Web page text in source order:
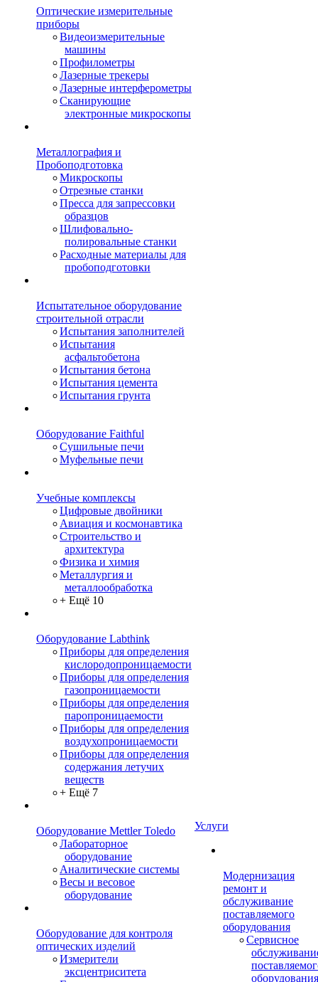
Оптические измерительные
приборы
Видеоизмерительные
машины
Профилометры
Лазерные трекеры
Лазерные интерферометры
Сканирующие
электронные микроскопы
Металлография и
Пробоподготовка
Микроскопы
Отрезные станки
Пресса для запрессовки
образцов
Шлифовально-
полировальные станки
Расходные материалы для
пробоподготовки
Испытательное оборудование
строительной отрасли
Испытания заполнителей
Испытания
асфальтобетона
Испытания бетона
Испытания цемента
Испытания грунта
Оборудование Faithful
Сушильные печи
Муфельные печи
Учебные комплексы
Цифровые двойники
Авиация и космонавтика
Строительство и
архитектура
Физика и химия
Металлургия и
металлообработка
+ Ещё 10
Оборудование Labthink
Приборы для определения
кислородопроницаемости
Приборы для определения
газопроницаемости
Приборы для определения
паропроницаемости
Приборы для определения
воздухопроницаемости
Приборы для определения
содержания летучих
веществ
+ Ещё 7
Оборудование Mettler Toledo
Лабораторное
оборудование
Аналитические системы
Весы и весовое
оборудование
Оборудование для контроля
оптических изделий
Измерители
эксцентриситета
Услуги
Модернизация
ремонт и
обслуживание
поставляемого
оборудования
Сервисное
оборудования